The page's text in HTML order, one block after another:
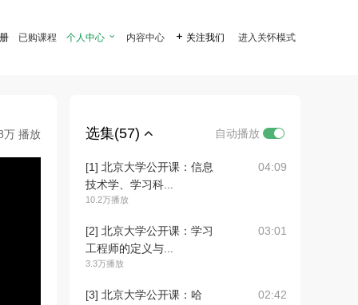
已购课程 个人中心  内容中心  关注我们 进入关怀模式
万 播放 选集(57) 自动播放
[1] 北京大学公开课：信息
技术学、学习科...
10.2万播放
04:09
[2] 北京大学公开课：学习
工程师的定义与...
3.3万播放
03:01
[3] 北京大学公开课：哈
02:42